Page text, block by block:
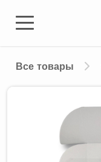
Все товары